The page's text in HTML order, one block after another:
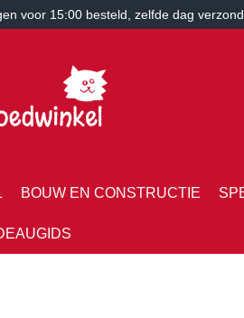
voor 15:00 besteld, zelfde dag
BOUW EN CONSTRUCTIE